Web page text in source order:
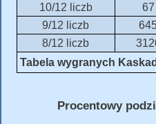
10/12 liczb
67
9/12 liczb
8/12 liczb
Tabela wygranych
Procentowy